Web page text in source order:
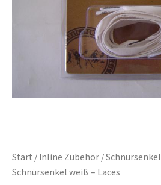
Start / Inline Zubehör /Schnürsenkel
Schnürsenkel weiß – Laces